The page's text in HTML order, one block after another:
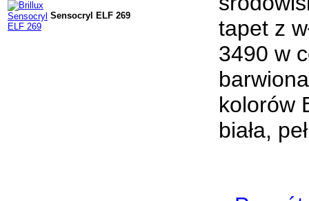
Sensocryl ELF 269
tapet z
3490 w
kolorów
biała,